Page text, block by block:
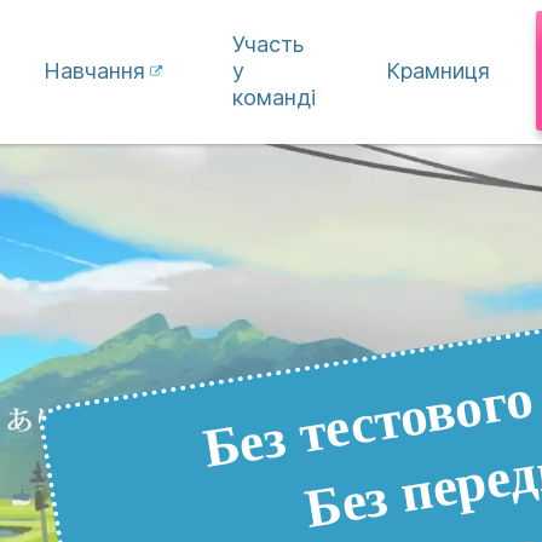
Навчання
Участь
у
команді
Крамниця
Без Без